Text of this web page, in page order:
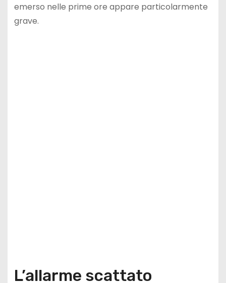
emerso nelle prime ore appare particolarmente
grave.
L’allarme scattato